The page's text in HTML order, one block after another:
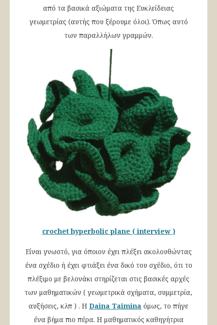
από τα βασικά αξιώματα της Ευκλείδειας
γεωμετρίας (αυτής που ξέρουμε όλοι). Όπως αυτό
των παραλλήλων γραμμών.
crochet hyperbolic plane ( interview )
Είναι γνωστό, για όποιον έχει πλέξει ακολουθώντας
ένα σχέδιο ή έχει φτιάξει ένα δικό του σχέδιο, ότι το
πλέξιμο με βελονάκι στηρίζεται στις βασικές αρχές
των μαθηματικών ( γεωμετρικά σχήματα, συμμετρία,
αυξήσεις, κλπ ) . Η Daina Taimina όμως, το πήγε
ένα βήμα πιο πέρα. Η μαθηματικός καθηγήτρια